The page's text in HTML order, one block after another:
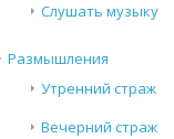
Слушать музыку
Размышления
Утренний страж
Вечерний страж